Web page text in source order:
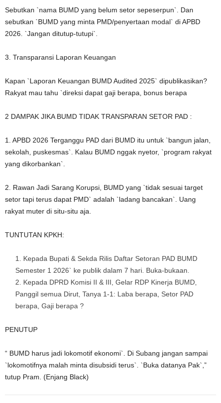
Sebutkan `nama BUMD yang belum setor sepeserpun`. Dan
sebutkan `BUMD yang minta PMD/penyertaan modal` di APBD
2026. `Jangan ditutup-tutupi`.
3. Transparansi Laporan Keuangan
Kapan `Laporan Keuangan BUMD Audited 2025` dipublikasikan?
Rakyat mau tahu `direksi dapat gaji berapa, bonus berapa
2 DAMPAK JIKA BUMD TIDAK TRANSPARAN SETOR PAD :
1. APBD 2026 Terganggu PAD dari BUMD itu untuk `bangun jalan,
sekolah, puskesmas`. Kalau BUMD nggak nyetor, `program rakyat
yang dikorbankan`.
2. Rawan Jadi Sarang Korupsi, BUMD yang `tidak sesuai target
setor tapi terus dapat PMD` adalah `ladang bancakan`. Uang
rakyat muter di situ-situ aja.
TUNTUTAN KPKH:
Kepada Bupati & Sekda Rilis Daftar Setoran PAD BUMD
Semester 1 2026` ke publik dalam 7 hari. Buka-bukaan.
Kepada DPRD Komisi II & III, Gelar RDP Kinerja BUMD,
Panggil semua Dirut, Tanya 1-1: Laba berapa, Setor PAD
berapa, Gaji berapa ?
PENUTUP
“ BUMD harus jadi lokomotif ekonomi`. Di Subang jangan sampai
`lokomotifnya malah minta disubsidi terus`. `Buka datanya Pak`,”
tutup Pram. (Enjang Black)